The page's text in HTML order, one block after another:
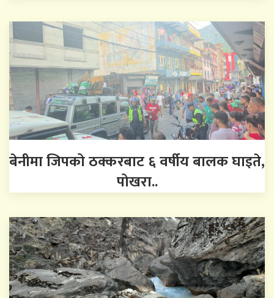
बेनीमा जिपको ठक्करबाट ६ वर्षीय बालक घाइते,
पोखरा..